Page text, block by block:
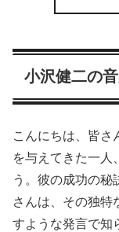
小沢健二の
こんにちは、皆さ
を与えてきた一人
う。彼の成功の秘
さんは、その独特
すような発言で知